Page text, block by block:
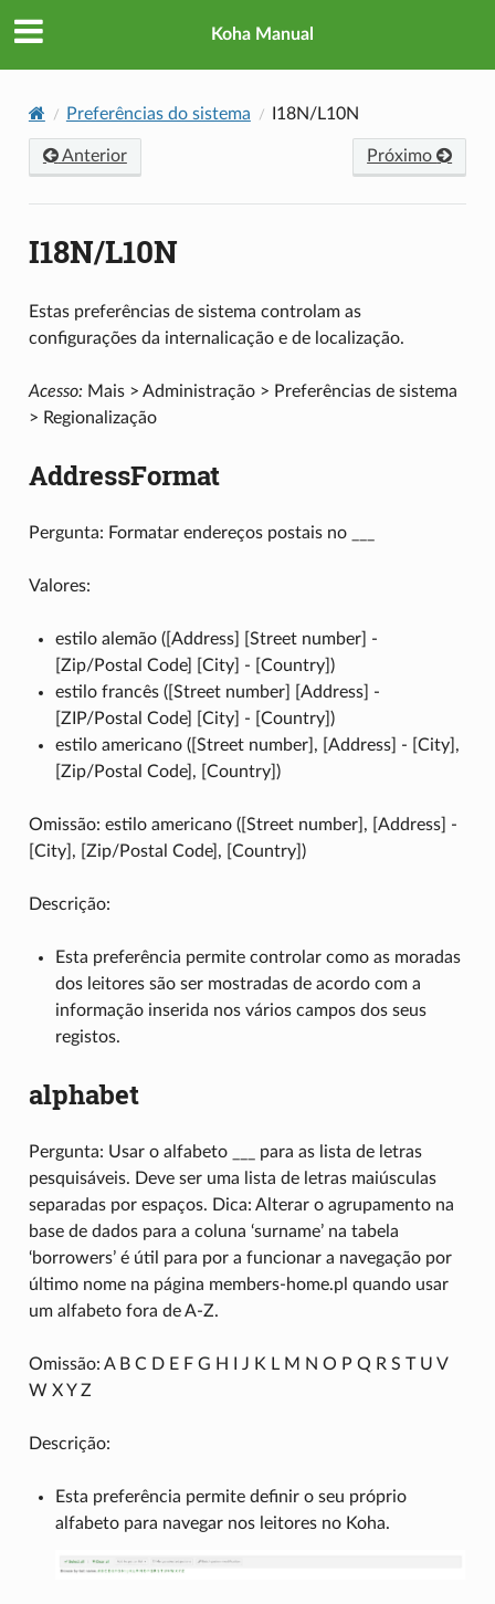
Koha Manual
Preferências do sistema I18N/L10N
Anterior Próximo
I18N/L10N
Estas preferências de sistema controlam as
configurações da internalicação e de localização.
Acesso:Mais > Administração > Preferências de sistema
> Regionalização
AddressFormat
Pergunta: Formatar endereços postais no ___
Valores:
estilo alemão ([Address] [Street number] -
[Zip/Postal Code] [City] - [Country])
estilo francês ([Street number] [Address] -
[ZIP/Postal Code] [City] - [Country])
estilo americano ([Street number], [Address] - [City],
[Zip/Postal Code], [Country])
Omissão: estilo americano ([Street number], [Address] -
[City], [Zip/Postal Code], [Country])
Descrição:
Esta preferência permite controlar como as moradas
dos leitores são ser mostradas de acordo com a
informação inserida nos vários campos dos seus
registos.
alphabet
Pergunta: Usar o alfabeto ___ para as lista de letras
pesquisáveis. Deve ser uma lista de letras maiúsculas
separadas por espaços. Dica: Alterar o agrupamento na
base de dados para a coluna ‘surname’ na tabela
‘borrowers’ é útil para por a funcionar a navegação por
último nome na página members-home.pl quando usar
um alfabeto fora de A-Z.
Omissão: A B C D E F G H I J K L M N O P Q R S T U V
W X Y Z
Descrição:
Esta preferência permite definir o seu próprio
alfabeto para navegar nos leitores no Koha.